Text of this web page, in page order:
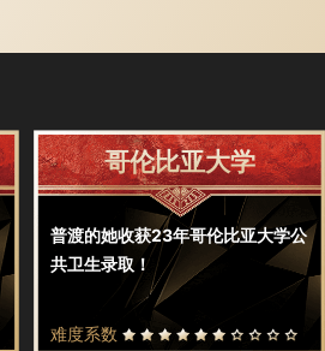
哥伦比亚大学
普渡的她收获23年哥伦比亚大学公
共卫生录取！
难度系数